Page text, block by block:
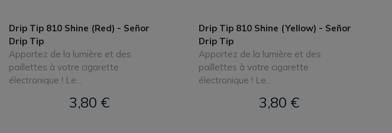
Drip Tip 810 Shine (Red) - Señor
Drip Tip
Apportez de la lumière et des
paillettes à votre cigarette
électronique ! Le...
3,80 €
Drip Tip 810 Shine (Yellow) - Señor
Drip Tip
Apportez de la lumière et des
paillettes à votre cigarette
électronique ! Le...
3,80 €